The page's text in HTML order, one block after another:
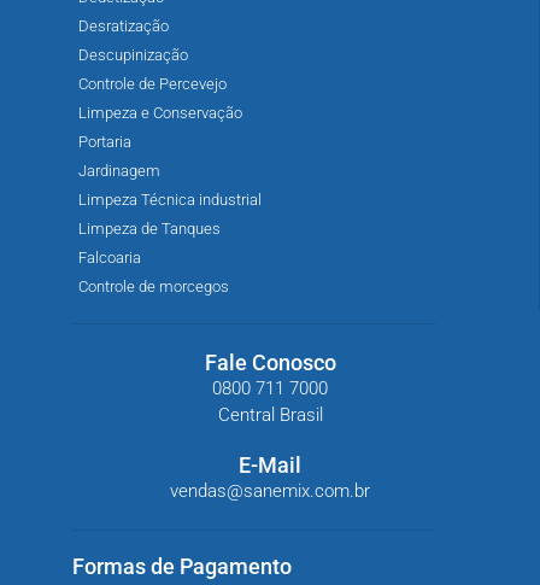
Desratização
Descupinização
Controle de Percevejo
Limpeza e Conservação
Portaria
Jardinagem
Limpeza Técnica industrial
Limpeza de Tanques
Falcoaria
Controle de morcegos
Fale Conosco
0800 711 7000
Central Brasil
E-Mail
vendas@sanemix.com.br
Formas de Pagamento